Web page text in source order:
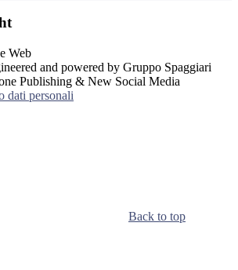
and powered by Gruppo Spaggiari
Publishing & New Social Media
dati personali
Back to top